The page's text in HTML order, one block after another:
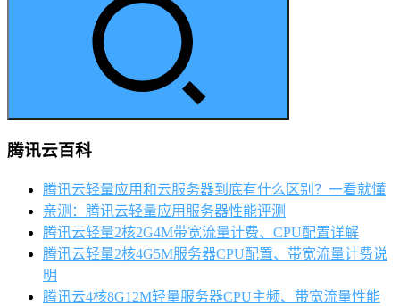
腾讯云百科
腾讯云轻量应用和云服务器到底有什么区别？一看就懂
亲测：腾讯云轻量应用服务器性能评测
腾讯云轻量2核2G4M带宽流量计费、CPU配置详解
腾讯云轻量2核4G5M服务器CPU配置、带宽流量计费说
明
腾讯云4核8G12M轻量服务器CPU主频、带宽流量性能